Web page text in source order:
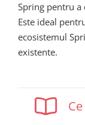
Spring pentru
Este ideal
ecosistemul
existente.